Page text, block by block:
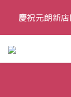
慶祝元朗新
慶祝元朗新
追蹤我哋
慶祝元朗新